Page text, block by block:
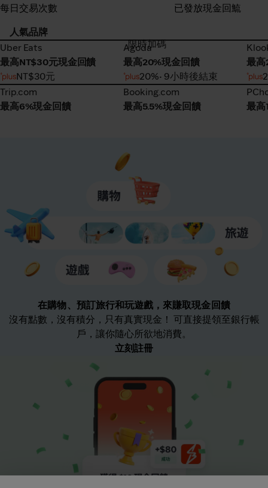
每日交易次數
已發放現金回鯍
人氣品牌
Uber Eats
Uber Eats
最高NT$30元現金回饋
NT$30元
Trip.com
Trip.com
最高6%現金回饋
Agoda
限時加碼
Agoda
最高20%現金回饋
20%• 9小時後結束
Booking.com
Booking.com
最高5.5%現金回饋
最高
最高
在購物、預訂旅行和玩遊戲，來賺取現金回饋
沒有點數，沒有積分，只有真實現金！ 可直接提領至銀行帳
戶，讓你隨心所欲地消費。
立刻註冊